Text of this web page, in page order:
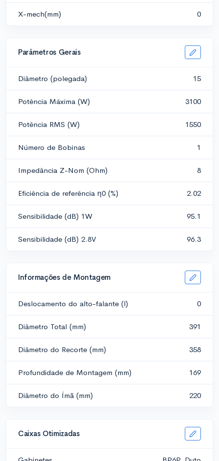
X-mech(mm) 0
Parâmetros Gerais
Diâmetro (polegada) 15
Potência Máxima (W) 3100
Potência RMS (W) 1550
Número de Bobinas 1
Impedância Z-Nom (Ohm) 8
Eficiência de referência η0 (%) 2.02
Sensibilidade (dB) 1W 95.1
Sensibilidade (dB) 2.8V 96.3
Informações de Montagem
Deslocamento do alto-falante (l) 0
Diâmetro Total (mm) 391
Diâmetro do Recorte (mm) 358
Profundidade de Montagem (mm) 169
Diâmetro do Ímã (mm) 220
Caixas Otimizadas